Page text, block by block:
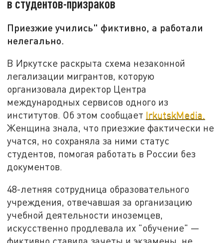
в студентов-призраков
Приезжие учились" фиктивно, а работали
нелегально.
В Иркутске раскрыта схема незаконной
легализации мигрантов, которую
организовала директор Центра
международных сервисов одного из
институтов. Об этом сообщает IrkutskMedia.
Женщина знала, что приезжие фактически не
учатся, но сохраняла за ними статус
студентов, помогая работать в России без
документов.
48-летняя сотрудница образовательного
учреждения, отвечавшая за организацию
учебной деятельности иноземцев,
искусственно продлевала их "обучение" —